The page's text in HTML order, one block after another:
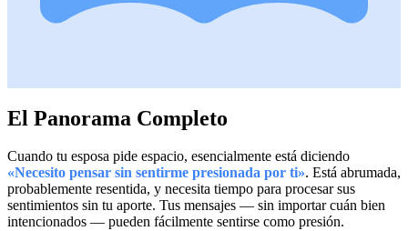
El Panorama Completo
Cuando tu esposa pide espacio, esencialmente está diciendo
«Necesito pensar sin sentirme presionada por ti». Está abrumada,
probablemente resentida, y necesita tiempo para procesar sus
sentimientos sin tu aporte. Tus mensajes — sin importar cuán bien
intencionados — pueden fácilmente sentirse como presión.